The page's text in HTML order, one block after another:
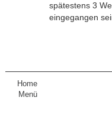
spätestens 3
eingegangen
Home
Menü